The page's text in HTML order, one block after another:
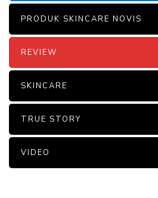
PRODUK SKINCARE NOVIS
REVIEW
SKINCARE
TRUE STORY
VIDEO